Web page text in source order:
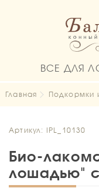
ВСЕ ДЛЯ
Главная Подкормки
Артикул: IPL_10130
Био-
лошадью" с